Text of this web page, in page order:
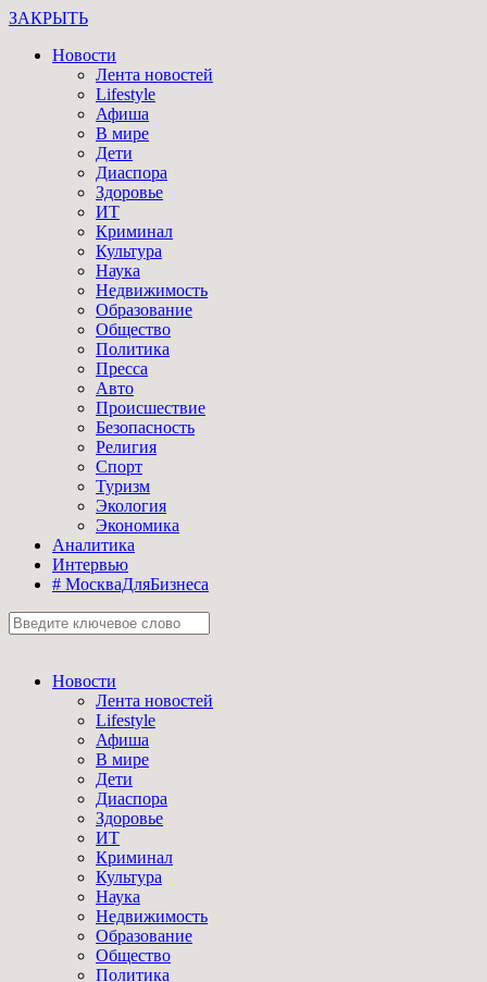
ЗАКРЫТЬ
Новости
Лента новостей
Lifestyle
Афиша
В мире
Дети
Диаспора
Здоровье
ИТ
Криминал
Культура
Наука
Недвижимость
Образование
Общество
Политика
Пресса
Авто
Происшествие
Безопасность
Религия
Спорт
Туризм
Экология
Экономика
Аналитика
Интервью
# МоскваДляБизнеса
Новости
Лента новостей
Lifestyle
Афиша
В мире
Дети
Диаспора
Здоровье
ИТ
Криминал
Культура
Наука
Недвижимость
Образование
Общество
Политика